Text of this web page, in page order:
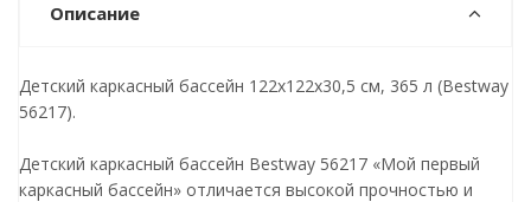
Описание
Детский каркасный бассейн 122х122х30,5 см, 365 л (Bestway
56217).
Детский каркасный бассейн Bestway 56217 «Мой первый
каркасный бассейн» отличается высокой прочностью и